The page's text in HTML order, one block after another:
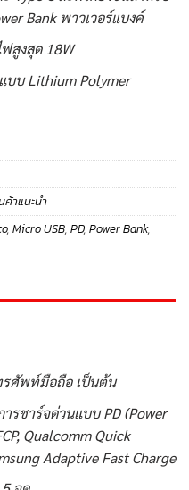
Bank พาวเวอร์แบงค์
สูงสุด 18W
บบ Lithium Polymer
ค้าแนะนำ
, Micro USB, PD, Power Bank,
รศัพท์มือถือ เป็นต้น
ารชาร์จด่วนแบบ PD (Power
Qualcomm Quick
Adaptive Fast Charge